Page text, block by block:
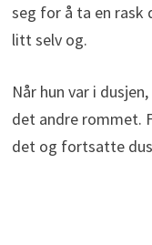
seg for å ta en rask
litt selv og.
Når hun var i
det andre rommet.
det og fortsatte